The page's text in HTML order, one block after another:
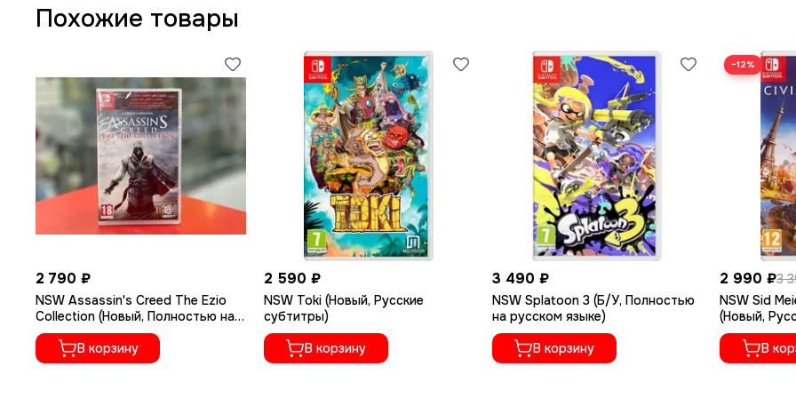
В этом режиме у вас будет доступ ко множеству упражнений (в игре они называются Fit Skill или Minigame).
поддерживать мотивацию на высоком уровне.
Генерируемые случайным образом блоки упражнений Fit Skill и Minigame можно найти на вкладке Recommended, но мы
программ. За одну тренировку можно выполнить один блок упражнений, и в зависимости от вашего уровня готовности
Похожие товары
2 790 ₽
NSW Assassin's Creed The Ezio
Collection (Новый, Полностью на
русском языке)
В корзину
2 590 ₽
NSW Toki (Новый, Русские
субтитры)
В корзину
3 490 ₽
NSW Splatoon 3 (Б/У, Полностью
на русском языке)
В корзину
−12%
2 990 ₽3
NSW Sid
(Новый,
В